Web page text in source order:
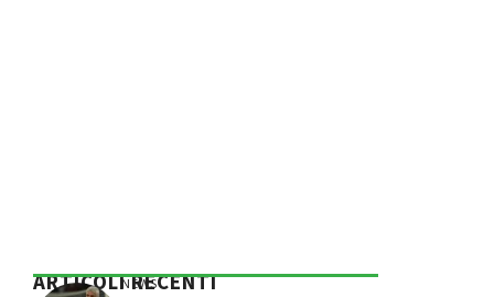
ARTICOLI RECENTI
NEWS